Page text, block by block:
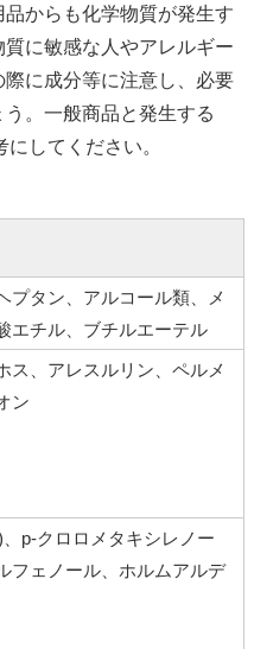
からも化学物質が発生す
に敏感な人やアレルギー
に成分等に注意し、必要
。一般商品と発生する
してください。
プタン、アルコール類、メ
エチル、ブチルエーテル
ス、アレスルリン、ペルメ
ン
p-クロロメタキシレノー
フェノール、ホルムアルデ